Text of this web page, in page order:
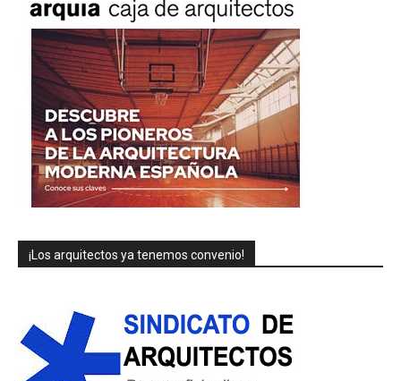
¡Los arquitectos ya tenemos convenio!